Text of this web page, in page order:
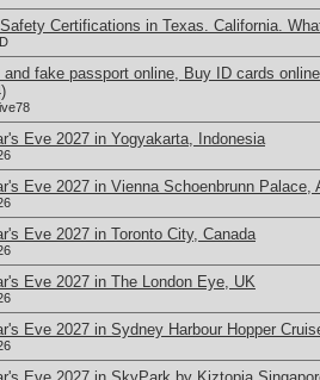
Certifications in Texas. California.
and fake passport online, Buy ID cards
Eve 2027 in Yogyakarta, Indonesia
Eve 2027 in Vienna Schoenbrunn Palace,
Eve 2027 in Toronto City, Canada
Eve 2027 in The London Eye, UK
Eve 2027 in Sydney Harbour Hopper